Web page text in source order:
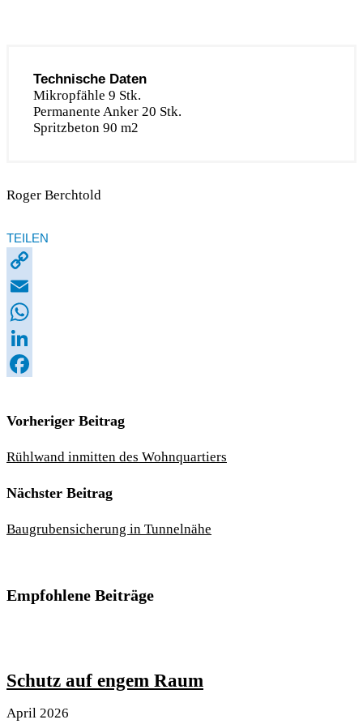
Technische Daten
Mikropfähle 9 Stk.
Permanente Anker 20 Stk.
Spritzbeton 90 m2
Roger Berchtold
TEILEN
Copy
Link
Email
WhatsApp
LinkedIn
Vorheriger Beitrag
Rühlwand inmitten des Wohnquartiers
Nächster Beitrag
Baugrubensicherung in Tunnelnähe
Empfohlene Beiträge
Schutz auf engem Raum
April 2026